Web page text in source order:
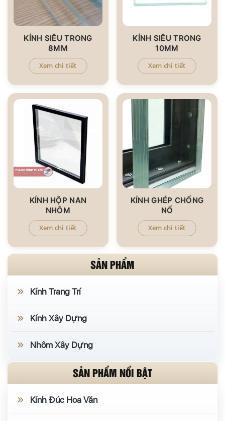
KÍNH SIÊU TRONG
8MM
Xem chi tiết
KÍNH SIÊU TRONG
10MM
Xem chi tiết
KÍNH HỘP NAN
NHÔM
Xem chi tiết
KÍNH GHÉP CHỐNG
NỔ
Xem chi tiết
SẢN PHẨM
Kính Trang Trí
Kính Xây Dựng
Nhôm Xây Dựng
SẢN PHẨM NỔI BẬT
Kính Đúc Hoa Văn